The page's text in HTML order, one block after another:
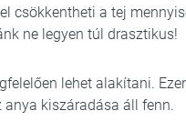
csökkentheti a tej
ne legyen túl drasztikus!
lehet alakítani.
anya kiszáradása áll fenn.